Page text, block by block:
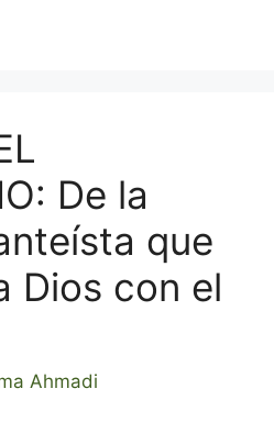
De la
que
Dios con el
Ahmadi